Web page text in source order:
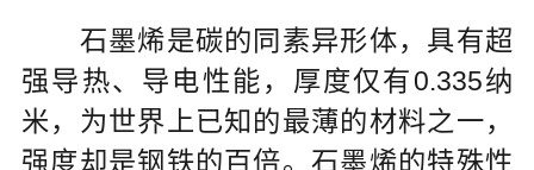
石墨烯是碳的同素异形体，具有超
强导热、导电性能，厚度仅有0.335纳
米，为世界上已知的最薄的材料之一，
强度却是钢铁的百倍。石墨烯的特殊性